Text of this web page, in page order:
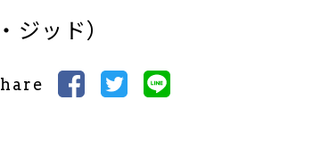
ジッド）